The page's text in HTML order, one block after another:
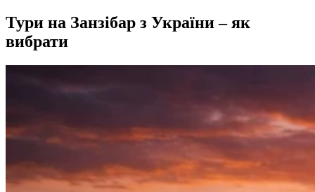
Тури на Занзібар з України – як
вибрати